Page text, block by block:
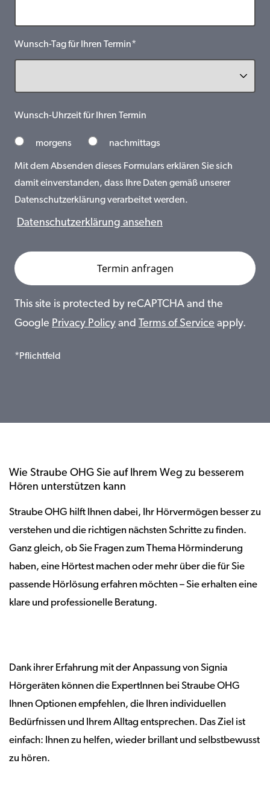
Wunsch-Tag für Ihren Termin*
Wunsch-Uhrzeit für Ihren Termin
morgens nachmittags
Mit dem Absenden dieses Formulars erklären Sie sich
damit einverstanden, dass Ihre Daten gemäß unserer
Datenschutzerklärung verarbeitet werden.
Datenschutzerklärung ansehen
This site is protected by reCAPTCHA and the
Google Privacy Policy and Terms of Service apply.
*Pflichtfeld
Wie Straube OHG Sie auf Ihrem Weg zu besserem
Hören unterstützen kann
Straube OHG hilft Ihnen dabei, Ihr Hörvermögen besser zu
verstehen und die richtigen nächsten Schritte zu finden.
Ganz gleich, ob Sie Fragen zum Thema Hörminderung
haben, eine Hörtest machen oder mehr über die für Sie
passende Hörlösung erfahren möchten – Sie erhalten eine
klare und professionelle Beratung.
Dank ihrer Erfahrung mit der Anpassung von Signia
Hörgeräten können die ExpertInnen bei Straube OHG
Ihnen Optionen empfehlen, die Ihren individuellen
Bedürfnissen und Ihrem Alltag entsprechen. Das Ziel ist
einfach: Ihnen zu helfen, wieder brillant und selbstbewusst
zu hören.